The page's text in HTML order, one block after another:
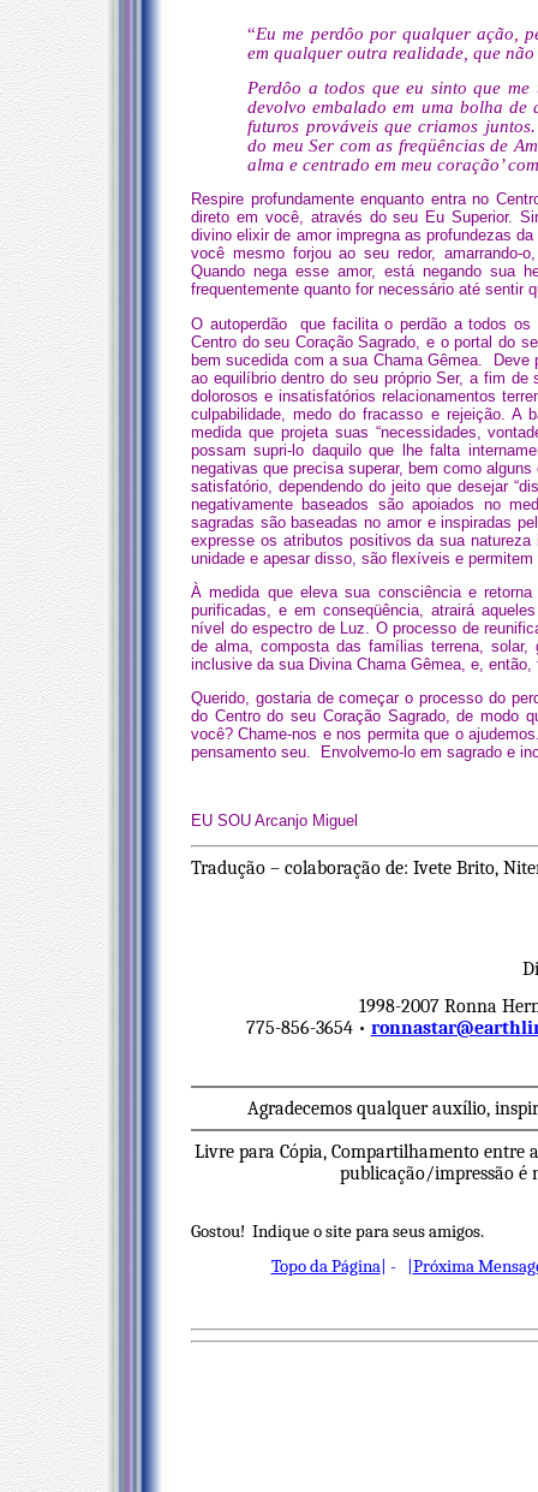
“Eu me perdôo por qualquer ação,
em qualquer outra realidade, que
Perdôo a todos que eu sinto que
devolvo embalado em uma bolha de
futuros prováveis que criamos
do meu Ser com as freqüências de
alma e centrado em meu coração’
Respire profundamente enquanto entra no
direto em você, através do seu Eu Superior.
divino elixir de amor impregna as profundezas
você mesmo forjou ao seu redor, amarrando-
Quando nega esse amor, está negando sua
frequentemente quanto for necessário até sentir
O autoperdão que facilita o perdão a todos
Centro do seu Coração Sagrado, e o portal do
bem sucedida com a sua Chama Gêmea. Deve
ao equilíbrio dentro do seu próprio Ser, a fim
dolorosos e insatisfatórios relacionamentos
culpabilidade, medo do fracasso e rejeição.
medida que projeta suas “necessidades,
possam supri-lo daquilo que lhe falta
negativas que precisa superar, bem como
satisfatório, dependendo do jeito que desejar
negativamente baseados são apoiados no
sagradas são baseadas no amor e inspiradas
expresse os atributos positivos da sua
unidade e apesar disso, são flexíveis e
À medida que eleva sua consciência e
purificadas, e em conseqüência, atrairá
nível do espectro de Luz. O processo de
de alma, composta das famílias terrena,
inclusive da sua Divina Chama Gêmea, e,
Querido, gostaria de começar o processo do
do Centro do seu Coração Sagrado, de modo
você? Chame-nos e nos permita que o
pensamento seu. Envolvemo-lo em sagrado e
EU SOU Arcanjo Miguel
Tradução – colaboração de: Ivete Brito,
1998-2007 Ronna
775-856-3654 •
Agradecemos qualquer auxílio,
Livre para Cópia, Compartilhamento entre
publicação/impressão é
Gostou! Indique o site para seus amigos.
Topo da Página| - | Próxima